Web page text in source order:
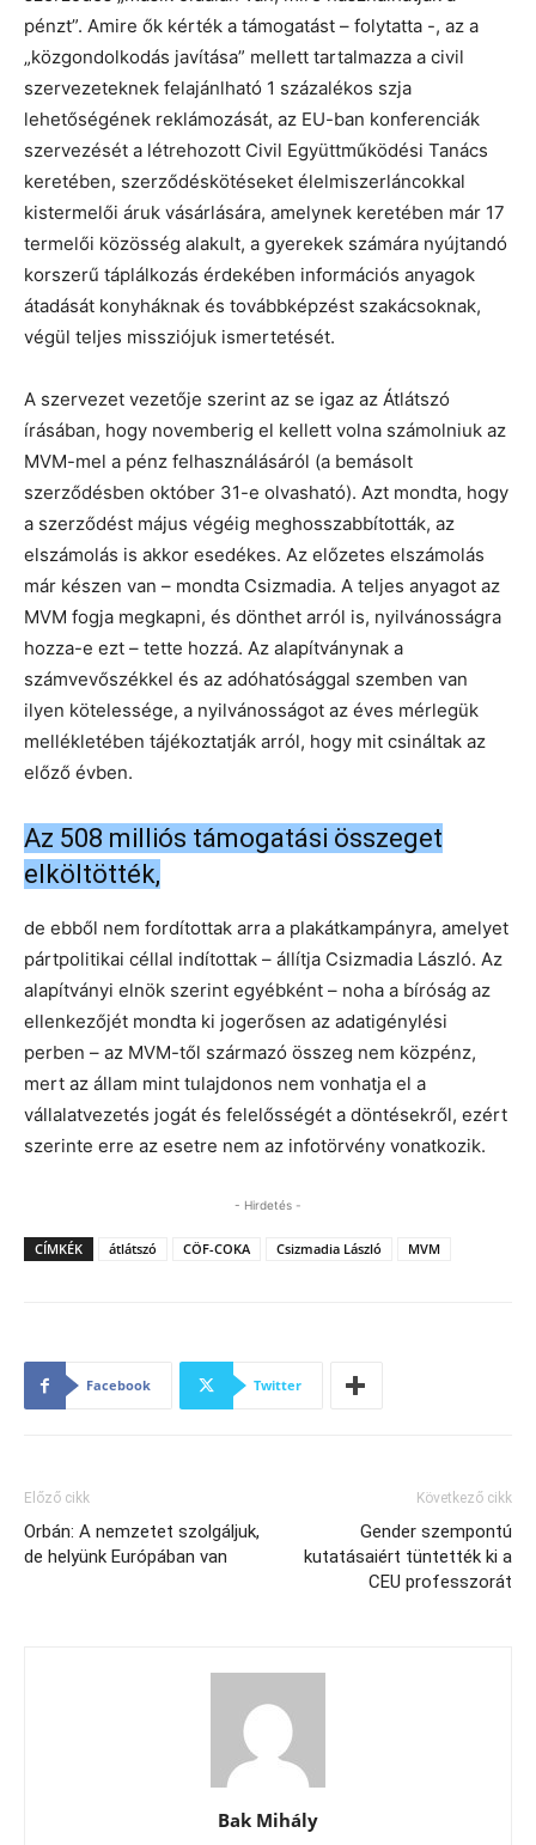
pénzt”. Amire ők kérték a támogatást – folytatta -, az a
„közgondolkodás javítása” mellett tartalmazza a civil
szervezeteknek felajánlható 1 százalékos szja
lehetőségének reklámozását, az EU-ban konferenciák
szervezését a létrehozott Civil Együttműködési Tanács
keretében, szerződéskötéseket élelmiszerláncokkal
kistermelői áruk vásárlására, amelynek keretében már 17
termelői közösség alakult, a gyerekek számára nyújtandó
korszerű táplálkozás érdekében információs anyagok
átadását konyháknak és továbbképzést szakácsoknak,
végül teljes missziójuk ismertetését.
A szervezet vezetője szerint az se igaz az Átlátszó
írásában, hogy novemberig el kellett volna számolniuk az
MVM-mel a pénz felhasználásáról (a bemásolt
szerződésben október 31-e olvasható). Azt mondta, hogy
a szerződést május végéig meghosszabbították, az
elszámolás is akkor esedékes. Az előzetes elszámolás
már készen van – mondta Csizmadia. A teljes anyagot az
MVM fogja megkapni, és dönthet arról is, nyilvánosságra
hozza-e ezt – tette hozzá. Az alapítványnak a
számvevőszékkel és az adóhatósággal szemben van
ilyen kötelessége, a nyilvánosságot az éves mérlegük
mellékletében tájékoztatják arról, hogy mit csináltak az
előző évben.
Az 508 milliós támogatási összeget
elköltötték,
de ebből nem fordítottak arra a plakátkampányra, amelyet
pártpolitikai céllal indítottak – állítja Csizmadia László. Az
alapítványi elnök szerint egyébként – noha a bíróság az
ellenkezőjét mondta ki jogerősen az adatigénylési
perben – az MVM-től származó összeg nem közpénz,
mert az állam mint tulajdonos nem vonhatja el a
vállalatvezetés jogát és felelősségét a döntésekről, ezért
szerinte erre az esetre nem az infotörvény vonatkozik.
- Hirdetés -
CÍMKÉK átlátszó CÖF-COKA Csizmadia László MVM
Facebook Twitter
Előző cikk
Orbán: A nemzetet szolgáljuk,
de helyünk Európában van
Következő cikk
Gender szempontú
kutatásaiért tüntették ki a
CEU professzorát
Bak Mihály